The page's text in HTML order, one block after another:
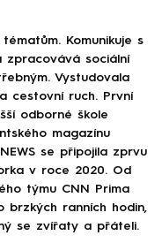
Komunikuje s
zpracovává sociální
Vystudovala
cestovní ruch. První
odborné škole
magazínu
se připojila zprvu
v roce 2020. Od
týmu CNN Prima
brzkých ranních hodin,
se zvířaty a přáteli.